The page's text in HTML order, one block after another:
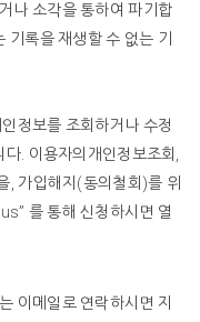
나 소각을 통하여 파기합
기록을 재생할 수 없는 기
인정보를 조회하거나 수정
다 이용자의개인정보조회
가입해지 (동의철회 )를 위
를 통해 신청하시면 열
이메일로 연락하시면 지